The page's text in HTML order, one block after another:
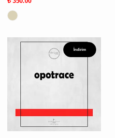
İndirim